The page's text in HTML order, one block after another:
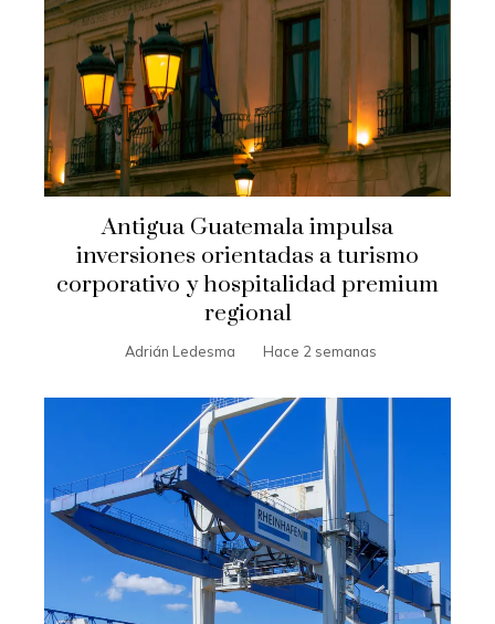
Antigua Guatemala impulsa
inversiones orientadas a turismo
corporativo y hospitalidad premium
regional
Adrián Ledesma Hace 2 semanas